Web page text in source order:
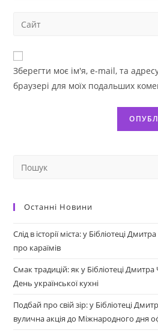
Зберегти моє ім'я, e-mail, та
браузері для моїх подальших
Останні Новини
Слід в історії міста: у Бібліотеці
про караїмів
Смак традицій: як у Бібліотеці
День української кухні
Подбай про свій зір: у Бібліотеці
вулична акція до Міжнародного дня